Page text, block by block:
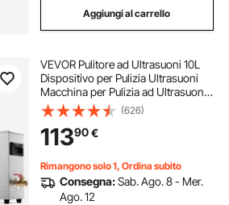
Aggiungi al carrello
VEVOR Pulitore ad Ultrasuoni 10L
Dispositivo per Pulizia Ultrasuoni
Macchina per Pulizia ad Ultrasuoni
da 300W con Timer Riscaldatore,
Pulitore Digitale da 40 kHz con
Cestello per Parti Gioielli
(626)
11390€
Rimangono solo 1, Ordina subito
Consegna:Sab. Ago. 8 - Mer.
Ago. 12